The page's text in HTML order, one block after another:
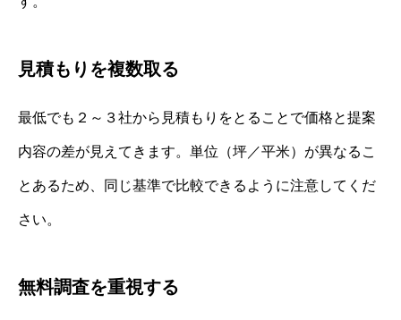
見積もりを複数取る
最低でも２～３社から見積もりをとることで価格と提案
内容の差が見えてきます。単位（坪／平米）が異なるこ
とあるため、同じ基準で比較できるように注意してくだ
さい。
無料調査を重視する